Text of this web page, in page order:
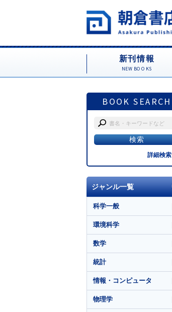
新刊情報
NEW BOOKS
BOOK SEARCH
詳細検索
ジャンル一覧
科学一般
環境科学
数学
統計
情報・コンピュータ
物理学